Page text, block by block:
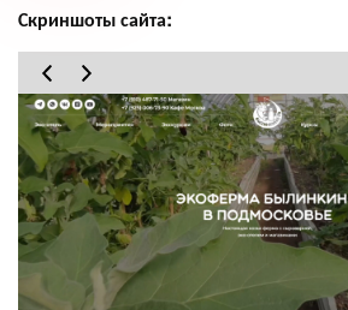
Скриншоты сайта: